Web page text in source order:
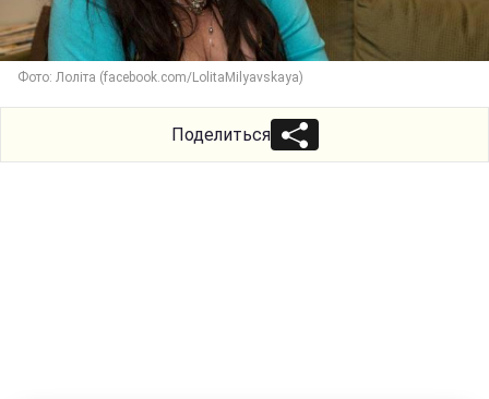
Фото: Лоліта (facebook.com/LolitaMilyavskaya)
Поделиться